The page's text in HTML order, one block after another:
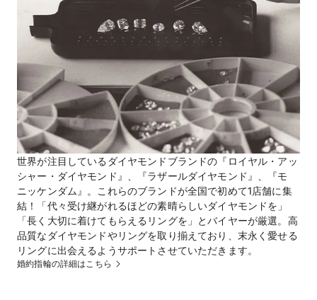
世界が注目しているダイヤモンドブランドの『ロイヤル・アッ
シャー・ダイヤモンド』、『ラザールダイヤモンド』、『モ
ニッケンダム』。これらのブランドが全国で初めて1店舗に集
結！「代々受け継がれるほどの素晴らしいダイヤモンドを」
「長く大切に着けてもらえるリングを」とバイヤーが厳選。高
品質なダイヤモンドやリングを取り揃えており、末永く愛せる
婚約指輪の詳細はこちら